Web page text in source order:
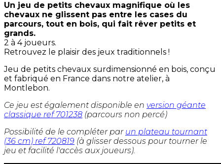
Un jeu de petits chevaux magnifique où les
chevaux ne glissent pas entre les cases du
parcours, tout en bois, qui fait rêver petits et
grands.
2 à 4 joueurs.
Retrouvez le plaisir des jeux traditionnels !
Jeu de petits chevaux surdimensionné en bois, conçu
et fabriqué en France dans notre atelier, à
Montlebon.
Ce jeu est également disponible en version géante
classique ref 701238 (parcours non percé)
Possibilité de le compléter par un plateau tournant
(36 cm) ref 720819 (à glisser dessous pour tourner le
jeu et facilité l'accès aux joueurs).